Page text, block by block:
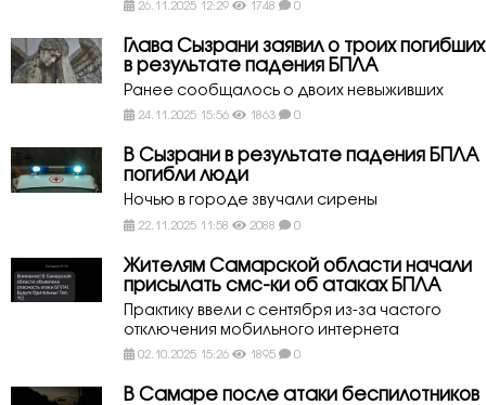
26.11.2025 12:29 1748 0
Глава Сызрани заявил о троих погибших
в результате падения БПЛА
Ранее сообщалось о двоих невыживших
24.11.2025 15:56 1863 0
В Сызрани в результате падения БПЛА
погибли люди
Ночью в городе звучали сирены
22.11.2025 11:58 2088 0
Жителям Самарской области начали
присылать смс-ки об атаках БПЛА
Практику ввели с сентября из-за частого
отключения мобильного интернета
02.10.2025 15:26 1895 0
В Самаре после атаки беспилотников